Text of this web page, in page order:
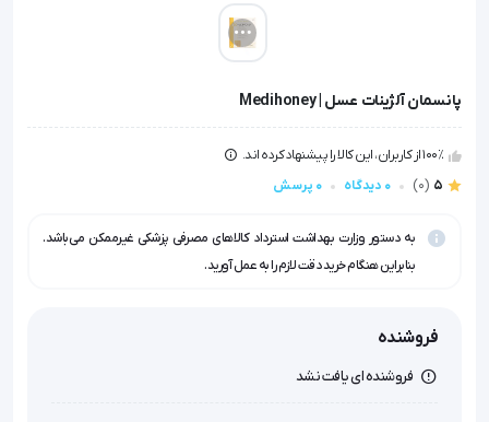
پانسمان آلژینات عسل | Medihoney
100٪ از کاربران، این کالا را پیشنهاد کرده اند.
5
(0) 0 دیدگاه 0 پرسش
به دستور وزارت بهداشت استرداد کالاهای مصرفی پزشکی غیرممکن می‌باشد.
بنابراین هنگام خرید دقت لازم را به عمل آورید.
فروشنده
فروشنده ای یافت نشد